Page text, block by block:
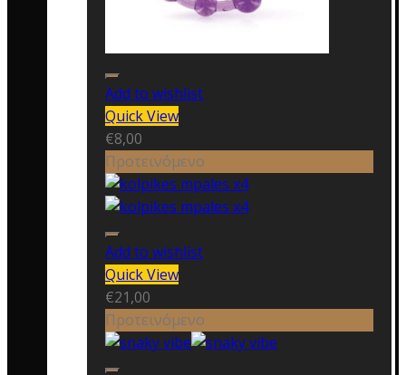
Add to wishlist
Quick View
€8,00
Προτεινόμενο
Add to wishlist
Quick View
€21,00
Προτεινόμενο